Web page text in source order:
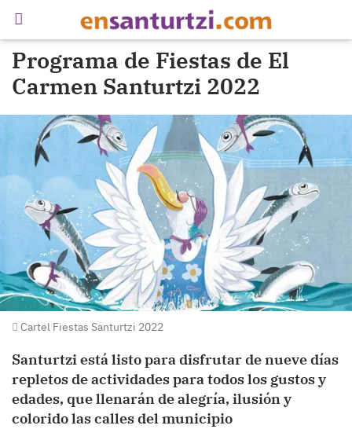
Programa de Fiestas de El
Carmen Santurtzi 2022
Cartel Fiestas Santurtzi 2022
Santurtzi está listo para disfrutar de nueve días
repletos de actividades para todos los gustos y
edades, que llenarán de alegría, ilusión y
colorido las calles del municipio